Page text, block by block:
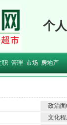
个
职 管理 市场 房地产
政治
文化